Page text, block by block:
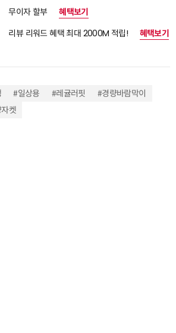
무이자 할부
혜택보기
리뷰 리워드 혜택 최대 2000M 적립!
혜택보기
#일상용 #레귤러핏
#경량바람막이
켓